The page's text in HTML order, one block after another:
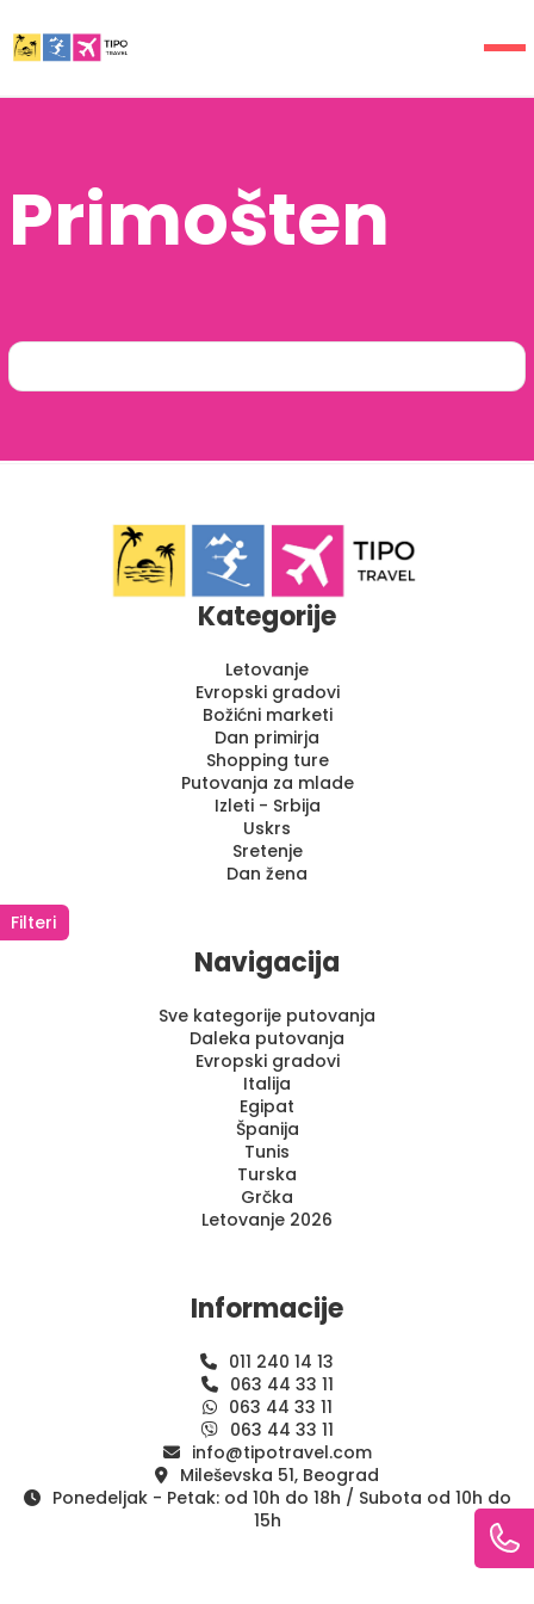
Primošten
Filteri
Kategorije
Letovanje
Evropski gradovi
Božićni marketi
Dan primirja
Shopping ture
Putovanja za mlade
Izleti - Srbija
Uskrs
Sretenje
Dan žena
Navigacija
Sve kategorije putovanja
Daleka putovanja
Evropski gradovi
Italija
Egipat
Španija
Tunis
Turska
Grčka
Letovanje 2026
Informacije
011 240 14 13
063 44 33 11
063 44 33 11
063 44 33 11
info@tipotravel.com
Mileševska 51, Beograd
Ponedeljak - Petak: od 10h do 18h / Subota od 10h do
15h